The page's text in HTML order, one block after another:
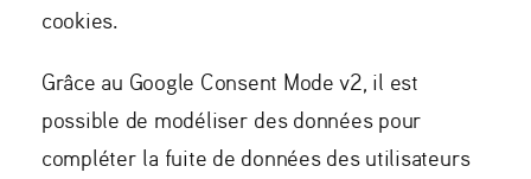
cookies.
Grâce au Google Consent Mode v2, il est
possible de modéliser des données pour
compléter la fuite de données des utilisateurs